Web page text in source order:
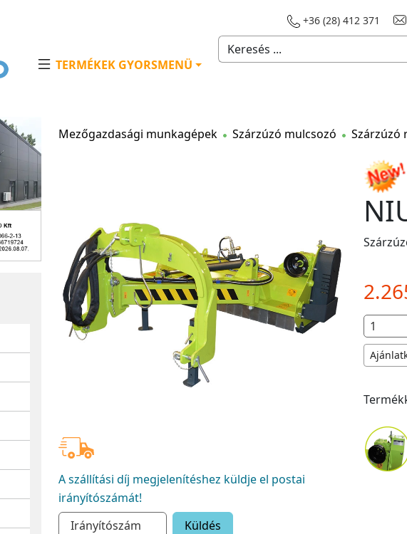
+36 (28) 412 371
TERMÉKEK GYORSMENÜ
Mezőgazdasági munkagépek Szárzúzó mulcsozó Szárzúzó
A szállítási díj megjelenítéshez küldje el postai
irányítószámát!
Küldés